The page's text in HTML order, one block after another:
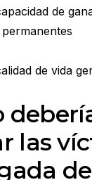
de
de vida
las
de